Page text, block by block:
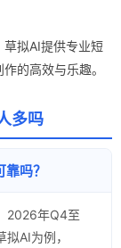
拟AI提供专业短
的高效与乐趣。
多吗
吗？
2026年Q4至
AI为例，